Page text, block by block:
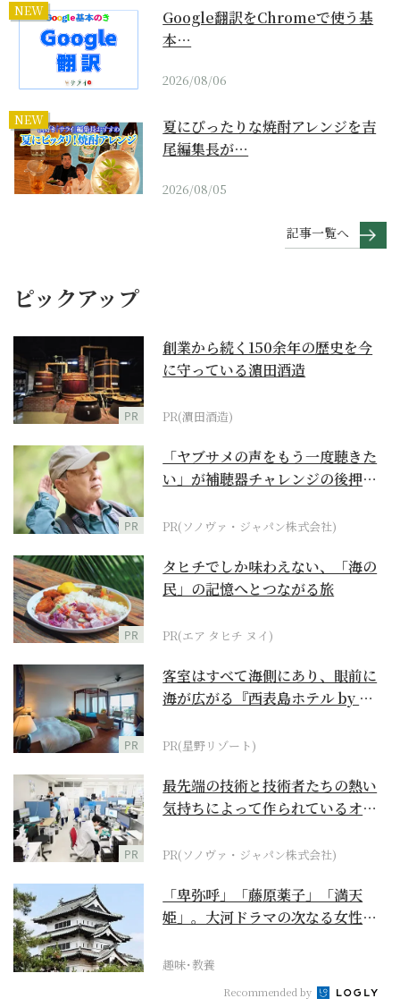
NEW
Google翻訳をChromeで使う基
本…
2026/08/06
NEW
夏にぴったりな焼酎アレンジを吉
尾編集長が…
2026/08/05
記事一覧へ
ピックアップ
PR
創業から続く150余年の歴史を今
に守っている濵田酒造
PR(濵田酒造)
PR
「ヤブサメの声をもう一度聴きた
い」が補聴器チャレンジの後押し
PR(ソノヴァ・ジャパン株式会社)
PR
タヒチでしか味わえない、「海の
民」の記憶へとつながる旅
PR(エア タヒチ ヌイ)
PR
客室はすべて海側にあり、眼前に
海が広がる『西表島ホテル by 星
PR(星野リゾート)
PR
最先端の技術と技術者たちの熱い
気持ちによって作られているオー
PR(ソノヴァ・ジャパン株式会社)
「卑弥呼」「藤原薬子」「満天
姫」。大河ドラマの次なる女性主
趣味･教養
Recommended by